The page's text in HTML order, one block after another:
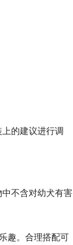
上的建议进行调
不含对幼犬有害
趣。合理搭配可